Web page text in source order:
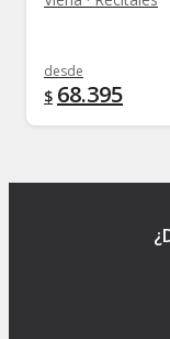
desde
$ 68.395